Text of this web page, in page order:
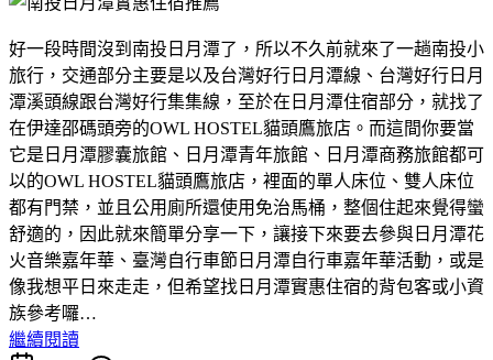
好一段時間沒到南投日月潭了，所以不久前就來了一趟南投小
旅行，交通部分主要是以及台灣好行日月潭線、台灣好行日月
潭溪頭線跟台灣好行集集線，至於在日月潭住宿部分，就找了
在伊達邵碼頭旁的OWL HOSTEL貓頭鷹旅店。而這間你要當
它是日月潭膠囊旅館、日月潭青年旅館、日月潭商務旅館都可
以的OWL HOSTEL貓頭鷹旅店，裡面的單人床位、雙人床位
都有門禁，並且公用廁所還使用免治馬桶，整個住起來覺得蠻
舒適的，因此就來簡單分享一下，讓接下來要去參與日月潭花
火音樂嘉年華、臺灣自行車節日月潭自行車嘉年華活動，或是
像我想平日來走走，但希望找日月潭實惠住宿的背包客或小資
族參考囉…
繼續閱讀